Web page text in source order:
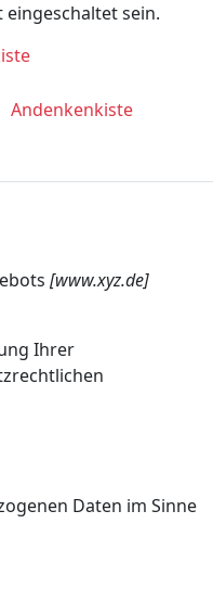
eingeschaltet sein.
Andenkenkiste
[www.xyz.de]
Ihrer
Daten im Sinne